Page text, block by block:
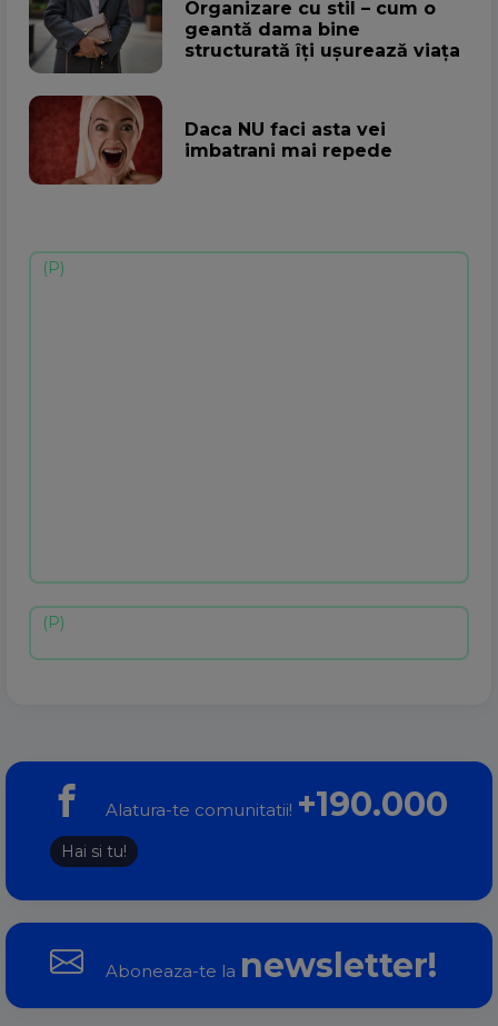
Organizare cu stil – cum o
geantă dama bine
structurată îți ușurează viața
Daca NU faci asta vei
imbatrani mai repede
Alatura-te comunitatii! +190.000
Hai si tu!
Aboneaza-te la newsletter!